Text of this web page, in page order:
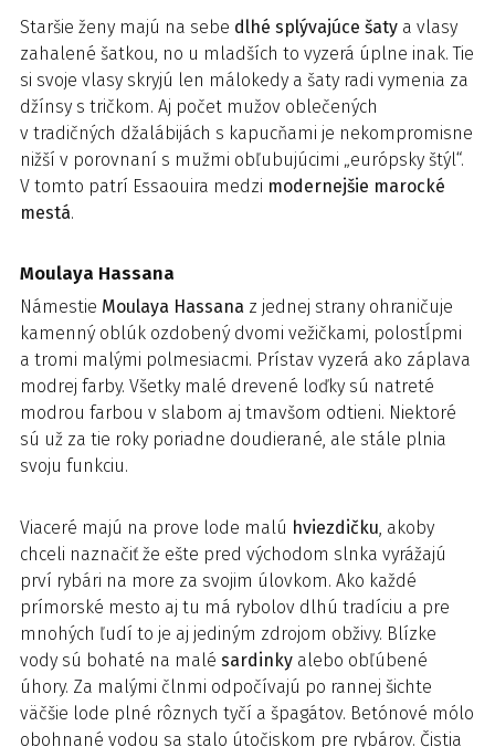
Staršie ženy majú na sebe dlhé splývajúce šaty a vlasy
zahalené šatkou, no u mladších to vyzerá úplne inak. Tie
si svoje vlasy skryjú len málokedy a šaty radi vymenia za
džínsy s tričkom. Aj počet mužov oblečených
v tradičných džalábijách s kapucňami je nekompromisne
nižší v porovnaní s mužmi obľubujúcimi „európsky štýl“.
V tomto patrí Essaouira medzi modernejšie marocké
mestá.
Moulaya Hassana
Námestie Moulaya Hassana z jednej strany ohraničuje
kamenný oblúk ozdobený dvomi vežičkami, polostĺpmi
a tromi malými polmesiacmi. Prístav vyzerá ako záplava
modrej farby. Všetky malé drevené loďky sú natreté
modrou farbou v slabom aj tmavšom odtieni. Niektoré
sú už za tie roky poriadne doudierané, ale stále plnia
svoju funkciu.
Viaceré majú na prove lode malú hviezdičku, akoby
chceli naznačiť že ešte pred východom slnka vyrážajú
prví rybári na more za svojim úlovkom. Ako každé
prímorské mesto aj tu má rybolov dlhú tradíciu a pre
mnohých ľudí to je aj jediným zdrojom obživy. Blízke
vody sú bohaté na malé sardinky alebo obľúbené
úhory. Za malými člnmi odpočívajú po rannej šichte
väčšie lode plné rôznych tyčí a špagátov. Betónové mólo
obohnané vodou sa stalo útočiskom pre rybárov. Čistia